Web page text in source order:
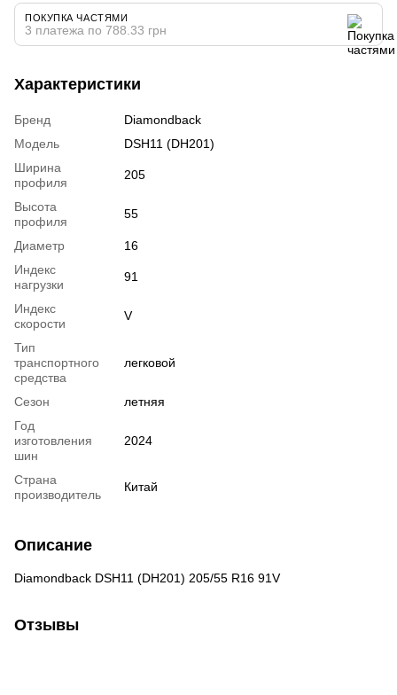
ПОКУПКА ЧАСТЯМИ
3 платежа по 788.33 грн
Характеристики
Бренд
Diamondback
Модель
DSH11 (DH201)
Ширина
профиля
205
Высота
профиля
55
Диаметр
16
Индекс
нагрузки
91
Индекс
скорости
V
Тип
транспортного
средства
легковой
Сезон
летняя
Год
изготовления
шин
2024
Страна
производитель
Китай
Описание
Diamondback DSH11 (DH201) 205/55 R16 91V
Отзывы